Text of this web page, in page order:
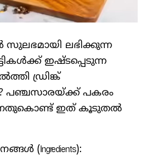
സുലഭമായി ലഭിക്കുന്ന
ഇഷ്ടപ്പെടുന്ന
ഡ്രിങ്ക്
പഞ്ചസാരയ്ക്ക് പകരം
ഇത് കൂടുതൽ
(Ingredients):